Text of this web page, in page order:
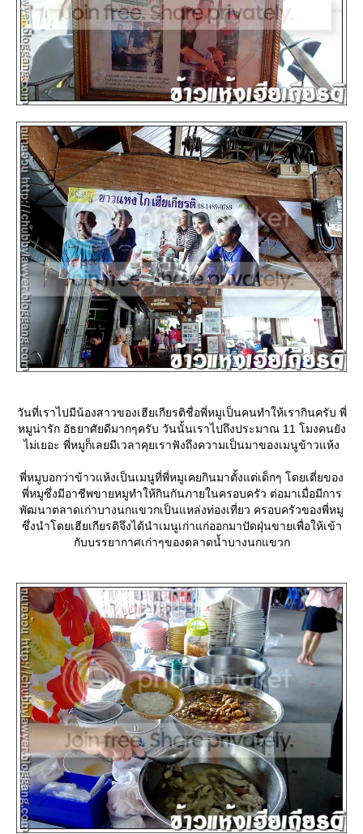
วันที่เราไปมีน้องสาวของเฮียเกียรติชื่อพี่หมูเป็นคนทำให้เรากินครับ พี่
หมูน่ารัก อัธยาศัยดีมากๆครับ วันนั้นเราไปถึงประมาณ 11 โมงคนยัง
ไม่เยอะ พี่หมูก็เลยมีเวลาคุยเราฟังถึงความเป็นมาของเมนูข้าวแห้ง
พี่หมูบอกว่าข้าวแห้งเป็นเมนูที่พี่หมูเคยกินมาตั้งแต่เด็กๆ โดยเตี่ยของ
พี่หมูซึ่งมีอาชีพขายหมูทำให้กินกันภายในครอบครัว ต่อมาเมื่อมีการ
พัฒนาตลาดเก่าบางนกแขวกเป็นแหล่งท่องเที่ยว ครอบครัวของพี่หมู
ซึ่งนำโดยเฮียเกียรติจึงได้นำเมนูเก่าแก่ออกมาปัดฝุ่นขายเพื่อให้เข้า
กับบรรยากาศเก่าๆของตลาดน้ำบางนกแขวก